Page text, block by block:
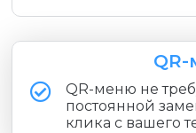
QR-меню не
постоянной
клика с вашего